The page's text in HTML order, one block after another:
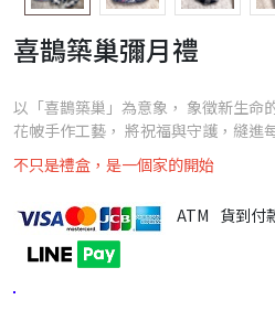
喜鵲築巢彌月禮
以「喜鵲築巢」為意象， 象徵新生命
花帔手作工藝， 將祝福與守護，縫進
不只是禮盒，是一個家的開始
ATM 貨到付